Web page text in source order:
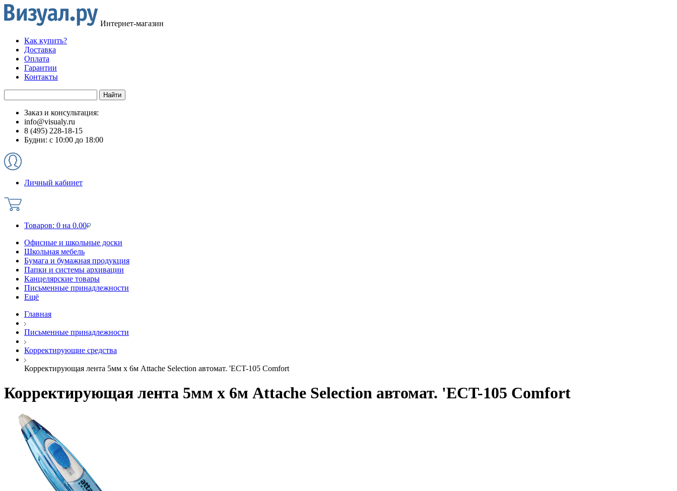
Интернет-магазин
Как купить?
Доставка
Оплата
Гарантии
Контакты
Заказ и консультация:
info@visualy.ru
8 (495) 228-18-15
Будни: с 10:00 до 18:00
Личный кабинет
Товаров: 0 на 0.00
Офисные и школьные доски
Школьная мебель
Бумага и бумажная продукция
Папки и системы архивации
Канцелярские товары
Письменные принадлежности
Ещё
Главная
Письменные принадлежности
Корректирующие средства
Корректирующая лента 5мм х 6м Attache Selection автомат. 'ECT-105 Comfort
Корректирующая лента 5мм х 6м Attache Selection автомат. 'ECT-105 Comfort